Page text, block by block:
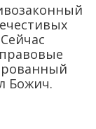
Божич.